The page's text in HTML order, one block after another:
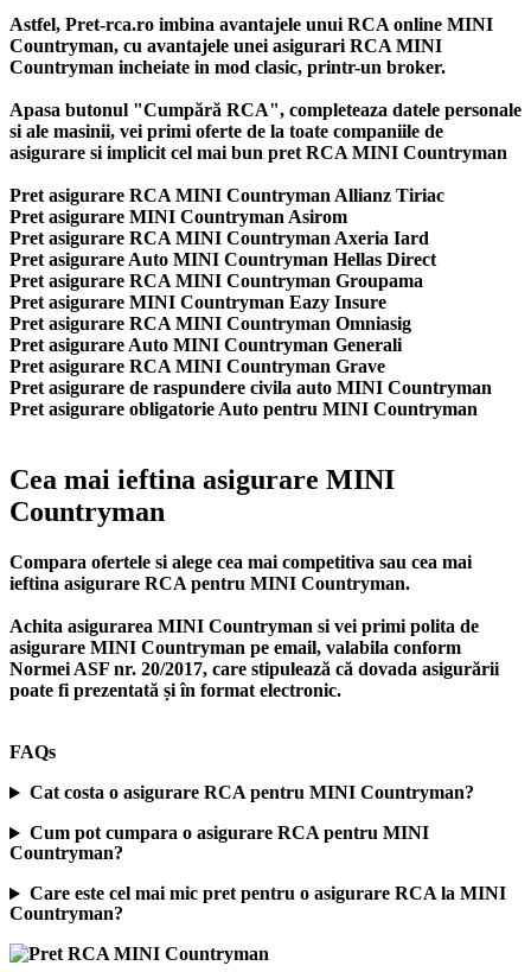
Astfel, Pret-rca.ro imbina avantajele unui RCA online MINI
Countryman, cu avantajele unei asigurari RCA MINI
Countryman incheiate in mod clasic, printr-un broker.
Apasa butonul "Cumpără RCA", completeaza datele personale
si ale masinii, vei primi oferte de la toate companiile de
asigurare si implicit cel mai bun pret RCA MINI Countryman
Pret asigurare RCA MINI Countryman Allianz Tiriac
Pret asigurare MINI Countryman Asirom
Pret asigurare RCA MINI Countryman Axeria Iard
Pret asigurare Auto MINI Countryman Hellas Direct
Pret asigurare RCA MINI Countryman Groupama
Pret asigurare MINI Countryman Eazy Insure
Pret asigurare RCA MINI Countryman Omniasig
Pret asigurare Auto MINI Countryman Generali
Pret asigurare RCA MINI Countryman Grave
Pret asigurare de raspundere civila auto MINI Countryman
Pret asigurare obligatorie Auto pentru MINI Countryman
Cea mai ieftina asigurare MINI
Countryman
Compara ofertele si alege cea mai competitiva sau cea mai
ieftina asigurare RCA pentru MINI Countryman.
Achita asigurarea MINI Countryman si vei primi polita de
asigurare MINI Countryman pe email, valabila conform
Normei ASF nr. 20/2017, care stipulează că dovada asigurării
poate fi prezentată și în format electronic.
FAQs
Cat costa o asigurare RCA pentru MINI Countryman?
Cum pot cumpara o asigurare RCA pentru MINI
Countryman?
Care este cel mai mic pret pentru o asigurare RCA la MINI
Countryman?